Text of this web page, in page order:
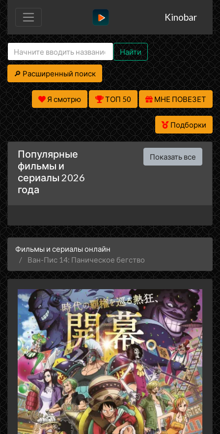
Kinobar
Найти
🔎 Расширенный поиск
Я смотрю ТОП 50 МНЕ ПОВЕЗЕТ
Подборки
Популярные
фильмы и
сериалы 2026
года
Показать все
Фильмы и сериалы онлайн
Ван-Пис 14: Паническое бегство